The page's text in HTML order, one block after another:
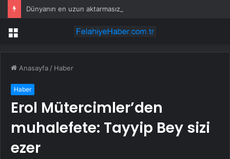
Menü
Anasayfa / Haber
Haber
Erol Mütercimler’den
muhalefete: Tayyip Bey sizi
ezer